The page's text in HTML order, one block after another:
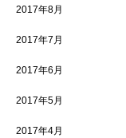
2017年8月
2017年7月
2017年6月
2017年5月
2017年4月